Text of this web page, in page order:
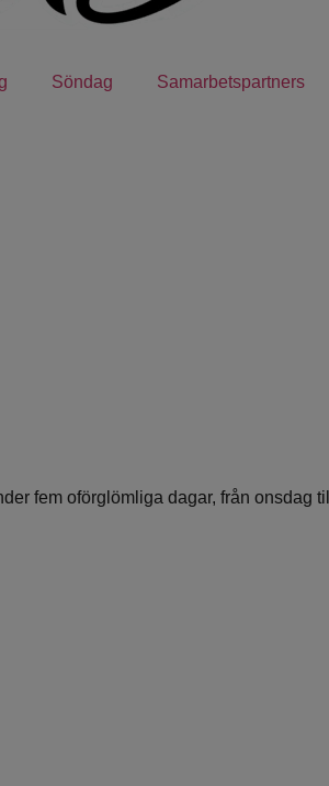
Söndag Samarbetspartners
fem oförglömliga dagar, från onsdag